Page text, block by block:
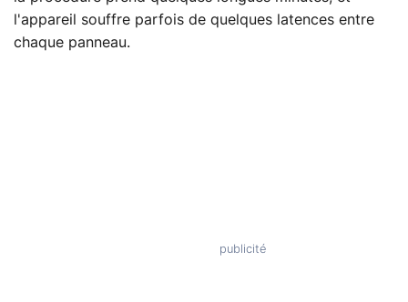
l'appareil souffre parfois de quelques latences entre
chaque panneau.